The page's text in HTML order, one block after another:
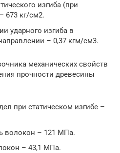
изгиба (при
673 кг/см2.
ударного изгиба в
– 0,37 кгм/см3.
механических свойств
прочности древесины
при статическом изгибе –
волокон – 121 МПа.
– 43,1 МПа.